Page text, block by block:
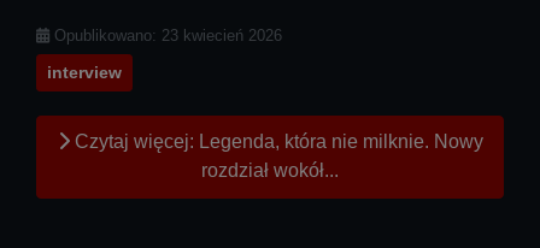
Szczegóły
Opublikowano: 23 kwiecień 2026
interview
Czytaj więcej: Legenda, która nie milknie. Nowy
rozdział wokół...